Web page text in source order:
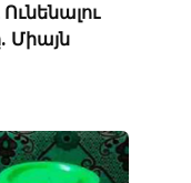
Միայն